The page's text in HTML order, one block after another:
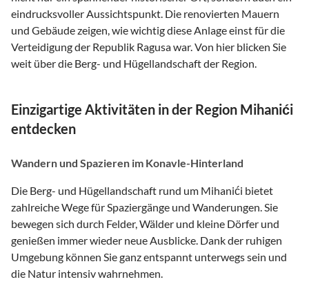
eindrucksvoller Aussichtspunkt. Die renovierten Mauern
und Gebäude zeigen, wie wichtig diese Anlage einst für die
Verteidigung der Republik Ragusa war. Von hier blicken Sie
weit über die Berg- und Hügellandschaft der Region.
Einzigartige Aktivitäten in der Region Mihanići
entdecken
Wandern und Spazieren im Konavle-Hinterland
Die Berg- und Hügellandschaft rund um Mihanići bietet
zahlreiche Wege für Spaziergänge und Wanderungen. Sie
bewegen sich durch Felder, Wälder und kleine Dörfer und
genießen immer wieder neue Ausblicke. Dank der ruhigen
Umgebung können Sie ganz entspannt unterwegs sein und
die Natur intensiv wahrnehmen.